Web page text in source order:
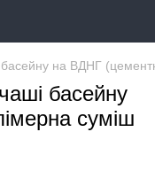
басейну на ВДНГ
басейну
суміш